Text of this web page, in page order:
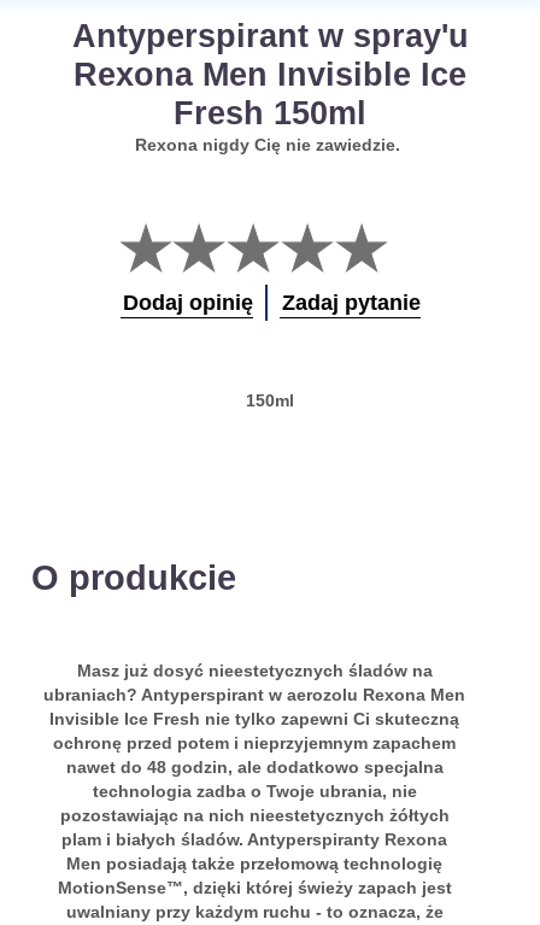
Antyperspirant w spray'u
Rexona Men Invisible Ice
Fresh 150ml
Rexona nigdy Cię nie zawiedzie.
Nie
przesłano
żadnych
ocen
dla
Dodaj opinię Zadaj pytanie
150ml
O produkcie
Masz już dosyć nieestetycznych śladów na
ubraniach? Antyperspirant w aerozolu Rexona Men
Invisible Ice Fresh nie tylko zapewni Ci skuteczną
ochronę przed potem i nieprzyjemnym zapachem
nawet do 48 godzin, ale dodatkowo specjalna
technologia zadba o Twoje ubrania, nie
pozostawiając na nich nieestetycznych żółtych
plam i białych śladów. Antyperspiranty Rexona
Men posiadają także przełomową technologię
MotionSense™, dzięki której świeży zapach jest
uwalniany przy każdym ruchu - to oznacza, że